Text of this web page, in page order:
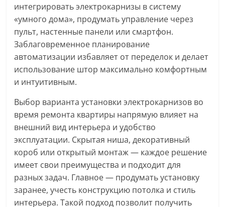
интегрировать электрокарнизы в систему
«умного дома», продумать управление через
пульт, настенные панели или смартфон.
Заблаговременное планирование
автоматизации избавляет от переделок и делает
использование штор максимально комфортным
и интуитивным.
Выбор варианта установки электрокарнизов во
время ремонта квартиры напрямую влияет на
внешний вид интерьера и удобство
эксплуатации. Скрытая ниша, декоративный
короб или открытый монтаж — каждое решение
имеет свои преимущества и подходит для
разных задач. Главное — продумать установку
заранее, учесть конструкцию потолка и стиль
интерьера. Такой подход позволит получить